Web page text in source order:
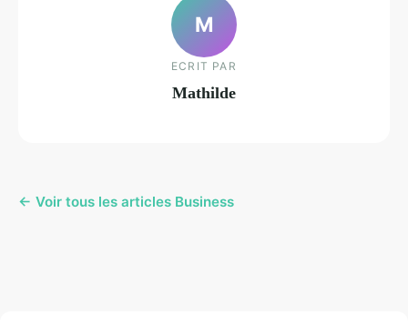
M
ECRIT PAR
Mathilde
← Voir tous les articles Business